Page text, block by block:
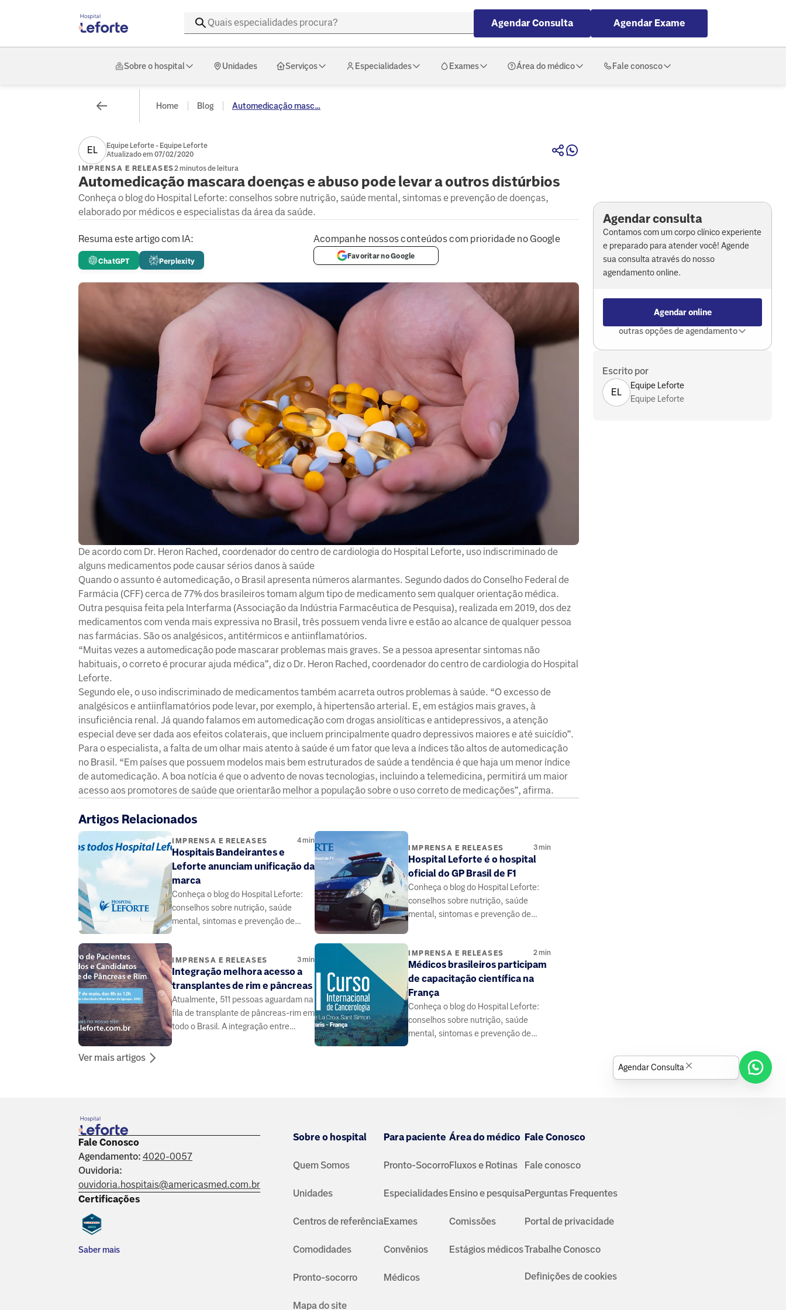
Agendar Consulta Agendar Exame
Sobre o hospital Unidades Serviços Especialidades Exames Área do médico Fale conosco
Home Blog Automedicação masc...
EL
Equipe Leforte - Equipe Leforte
Atualizado em 07/02/2020
IMPRENSA E RELEASES2 minutos de leitura
Automedicação mascara doenças e abuso pode levar a outros distúrbios
Conheça o blog do Hospital Leforte: conselhos sobre nutrição, saúde mental, sintomas e prevenção de doenças,
elaborado por médicos e especialistas da área da saúde.
Resuma este artigo com IA:
ChatGPT Perplexity
Acompanhe nossos conteúdos com prioridade no Google
Favoritar no Google
De acordo com Dr. Heron Rached, coordenador do centro de cardiologia do Hospital Leforte, uso indiscriminado de
alguns medicamentos pode causar sérios danos à saúde
Quando o assunto é automedicação, o Brasil apresenta números alarmantes. Segundo dados do Conselho Federal de
Farmácia (CFF) cerca de 77% dos brasileiros tomam algum tipo de medicamento sem qualquer orientação médica.
Outra pesquisa feita pela Interfarma (Associação da Indústria Farmacêutica de Pesquisa), realizada em 2019, dos dez
medicamentos com venda mais expressiva no Brasil, três possuem venda livre e estão ao alcance de qualquer pessoa
nas farmácias. São os analgésicos, antitérmicos e antiinflamatórios.
“Muitas vezes a automedicação pode mascarar problemas mais graves. Se a pessoa apresentar sintomas não
habituais, o correto é procurar ajuda médica”, diz o Dr. Heron Rached, coordenador do centro de cardiologia do Hospital
Leforte.
Segundo ele, o uso indiscriminado de medicamentos também acarreta outros problemas à saúde. “O excesso de
analgésicos e antiinflamatórios pode levar, por exemplo, à hipertensão arterial. E, em estágios mais graves, à
insuficiência renal. Já quando falamos em automedicação com drogas ansiolíticas e antidepressivos, a atenção
especial deve ser dada aos efeitos colaterais, que incluem principalmente quadro depressivos maiores e até suicídio”.
Para o especialista, a falta de um olhar mais atento à saúde é um fator que leva a índices tão altos de automedicação
no Brasil. “Em países que possuem modelos mais bem estruturados de saúde a tendência é que haja um menor índice
de automedicação. A boa notícia é que o advento de novas tecnologias, incluindo a telemedicina, permitirá um maior
acesso aos promotores de saúde que orientarão melhor a população sobre o uso correto de medicações”, afirma.
Artigos Relacionados
IMPRENSA E RELEASES 4min
Hospitais Bandeirantes e
Leforte anunciam unificação da
marca
Conheça o blog do Hospital Leforte:
conselhos sobre nutrição, saúde
mental, sintomas e prevenção de
IMPRENSA E RELEASES 3min
Hospital Leforte é o hospital
oficial do GP Brasil de F1
Conheça o blog do Hospital Leforte:
conselhos sobre nutrição, saúde
mental, sintomas e prevenção de
IMPRENSA E RELEASES 3min
Integração melhora acesso a
transplantes de rim e pâncreas
Atualmente, 511 pessoas aguardam na
fila de transplante de pâncreas-rim em
todo o Brasil. A integração entre
IMPRENSA E RELEASES 2min
Médicos brasileiros participam
de capacitação científica na
França
Conheça o blog do Hospital Leforte:
conselhos sobre nutrição, saúde
mental, sintomas e prevenção de
Ver mais artigos
Agendar consulta
Contamos com um corpo clínico experiente
e preparado para atender você! Agende
sua consulta através do nosso
agendamento online.
Agendar online
outras opções de agendamento
Escrito por
EL
Equipe Leforte
Equipe Leforte
Fale Conosco
Agendamento: 4020-0057
Ouvidoria:
ouvidoria.hospitais@americasmed.com.br
Certificações
Saber mais
Sobre o hospital
Quem Somos
Unidades
Centros de referência
Comodidades
Pronto-socorro
Mapa do site
Para paciente
Pronto-Socorro
Especialidades
Exames
Convênios
Médicos
Área do médico
Fluxos e Rotinas
Ensino e pesquisa
Comissões
Estágios médicos
Fale Conosco
Fale conosco
Perguntas Frequentes
Portal de privacidade
Trabalhe Conosco
Definições de cookies
Agendar Consulta